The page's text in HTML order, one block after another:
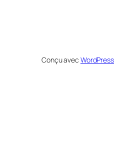
Conçu avec WordPress